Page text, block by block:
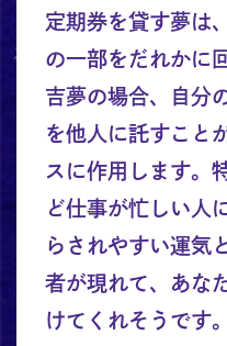
定期券を貸す夢は
の一部をだれかに
吉夢の場合、自分
を他人に託すこと
スに作用します。
ど仕事が忙しい人
らされやすい運気
者が現れて、あな
けてくれそうです